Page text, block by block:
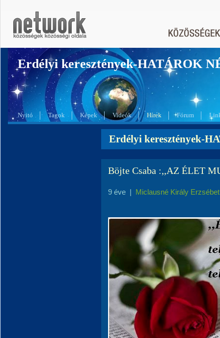
Erdélyi keresztények-HATÁROK
Nyitó Tagok Képek Videók Hírek Fórum
Erdélyi keresztények-
Böjte Csaba :,,AZ ÉLET
9 éve | Miclausné Király Erzsébet